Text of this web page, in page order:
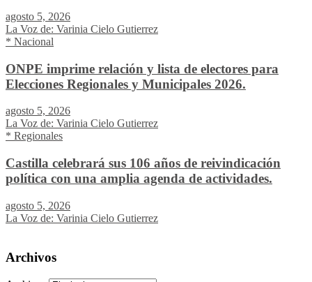
agosto 5, 2026
La Voz de: Varinia Cielo Gutierrez
* Nacional
ONPE imprime relación y lista de electores para
Elecciones Regionales y Municipales 2026.
agosto 5, 2026
La Voz de: Varinia Cielo Gutierrez
* Regionales
Castilla celebrará sus 106 años de reivindicación
política con una amplia agenda de actividades.
agosto 5, 2026
La Voz de: Varinia Cielo Gutierrez
Archivos